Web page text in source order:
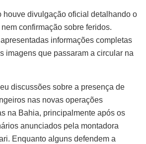
houve divulgação oficial detalhando o
confirmação sobre feridos.
informações completas
imagens que passaram a circular na
discussões sobre a presença de
nas novas operações
na Bahia, principalmente após os
anunciados pela montadora
Enquanto alguns defendem a